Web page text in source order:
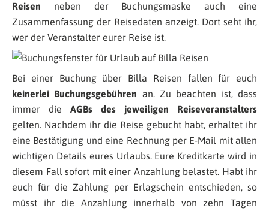
Reisen neben der Buchungsmaske auch eine
Zusammenfassung der Reisedaten anzeigt. Dort seht ihr,
wer der Veranstalter eurer Reise ist.
Bei einer Buchung über Billa Reisen fallen für euch
keinerlei Buchungsgebühren an. Zu beachten ist, dass
immer die AGBs des jeweiligen Reiseveranstalters
gelten. Nachdem ihr die Reise gebucht habt, erhaltet ihr
eine Bestätigung und eine Rechnung per E-Mail mit allen
wichtigen Details eures Urlaubs. Eure Kreditkarte wird in
diesem Fall sofort mit einer Anzahlung belastet. Habt ihr
euch für die Zahlung per Erlagschein entschieden, so
müsst ihr die Anzahlung innerhalb von zehn Tagen